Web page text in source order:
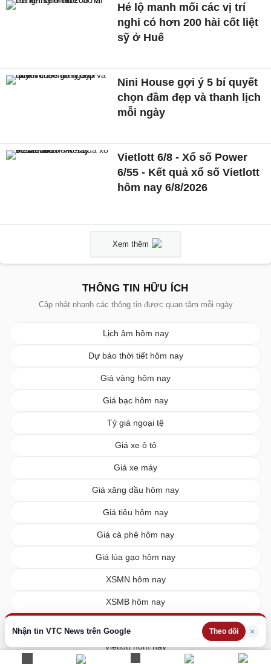
Nhận tin VTC News trên Google Theo dõi ×
Hé lộ manh mối các vị trí
nghi có hơn 200 hài cốt liệt
sỹ ở Huế
Nini House gợi ý 5 bí quyết
chọn đầm đẹp và thanh lịch
mỗi ngày
Vietlott 6/8 - Xổ số Power
6/55 - Kết quả xổ số Vietlott
hôm nay 6/8/2026
Xem thêm
THÔNG TIN HỮU ÍCH
Cập nhật nhanh các thông tin được quan tâm mỗi ngày
Lịch âm hôm nay
Dự báo thời tiết hôm nay
Giá vàng hôm nay
Giá bạc hôm nay
Tỷ giá ngoại tệ
Giá xe ô tô
Giá xe máy
Giá xăng dầu hôm nay
Giá tiêu hôm nay
Giá cà phê hôm nay
Giá lúa gạo hôm nay
XSMN hôm nay
XSMB hôm nay
Vietlott hôm nay